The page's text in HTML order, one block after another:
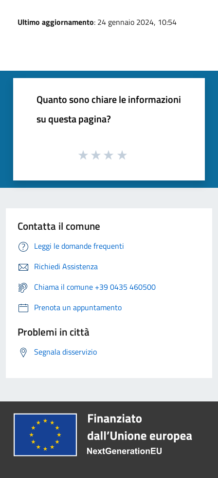
Ultimo aggiornamento: 24 gennaio 2024, 10:54
Quanto sono chiare le informazioni
su questa pagina?
Contatta il comune
Leggi le domande frequenti
Richiedi Assistenza
Chiama il comune +39 0435 460500
Prenota un appuntamento
Problemi in città
Segnala disservizio